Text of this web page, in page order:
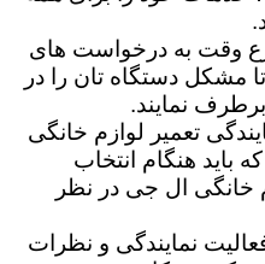
وقت به درخواست های
دستگاه تان را در
نمایند.
تعمیر لوازم خانگی
باید هنگام انتخاب
خانگی ال جی در نظر
نمایندگی و نظرات